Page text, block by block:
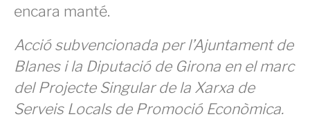
encara manté.
Acció subvencionada per l’Ajuntament de
Blanes i la Diputació de Girona en el marc
del Projecte Singular de la Xarxa de
Serveis Locals de Promoció Econòmica.